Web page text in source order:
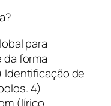
para
da forma
Identificação de
4)
(lírico,